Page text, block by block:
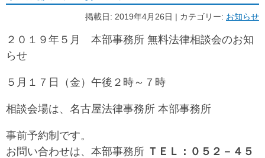
掲載日: 2019年4月26日 | カテゴリー: お知らせ
２０１９年５月 本部事務所 無料法律相談会のお知
らせ
５月１７日（金）午後２時～７時
相談会場は、名古屋法律事務所 本部事務所
事前予約制です。
お問い合わせは、本部事務所 ＴＥＬ：０５２－４５